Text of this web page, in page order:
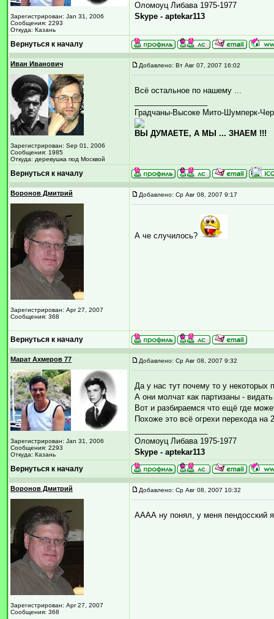
Зарегистрирован: Jan 31, 2006
Сообщения: 2293
Откуда: Казань
Оломоуц Либава 1975-1977
Skype - aptekar113
Вернуться к началу
Иван Иванович
Зарегистрирован: Sep 01, 2006
Сообщения: 1985
Откуда: деревушка под Москвой
Добавлено: Вт Авг 07, 2007 16:02
Всё остальное по нашему ...
Градчаны-Высоке Мито-Шумперк-
ВЫ ДУМАЕТЕ, А МЫ ... ЗНАЕМ !!!
Вернуться к началу
Воронов Дмитрий
Зарегистрирован: Apr 27, 2007
Сообщения: 368
Добавлено: Ср Авг 08, 2007 9:17
А че случилось?
Вернуться к началу
Марат Ахмеров 77
Зарегистрирован: Jan 31, 2006
Сообщения: 2293
Откуда: Казань
Добавлено: Ср Авг 08, 2007 9:32
Да у нас тут почему то у некоторых
А они молчат как партизаны -
Вот и разбираемся что ещё где
Похоже это всё огрехи перехода
Оломоуц Либава 1975-1977
Skype - aptekar113
Вернуться к началу
Воронов Дмитрий
Зарегистрирован: Apr 27, 2007
Сообщения: 368
Добавлено: Ср Авг 08, 2007 10:32
АААА ну понял, у меня пендосский